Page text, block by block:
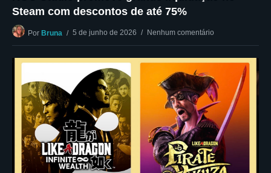
Steam com descontos de até 75%
Por Bruna 5 de junho de 2026 Nenhum comentário